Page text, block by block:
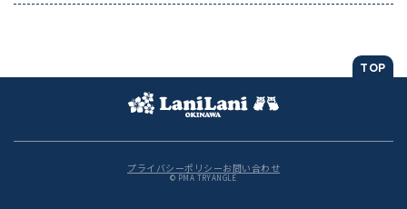
TOP
© PMA TRYANGLE
プライバシーポリシーお問い合わせ